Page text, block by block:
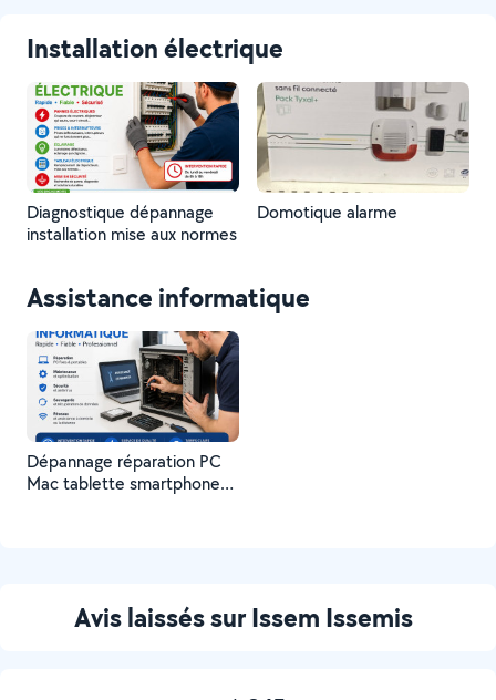
Installation électrique
Diagnostique dépannage
installation mise aux normes
Domotique alarme
Assistance informatique
Dépannage réparation PC
Mac tablette smartphone
Avis laissés sur Issem Issemis